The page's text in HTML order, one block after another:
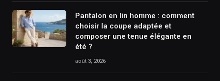
Pantalon en lin homme : comment
choisir la coupe adaptée et
composer une tenue élégante en
été ?
août 3, 2026